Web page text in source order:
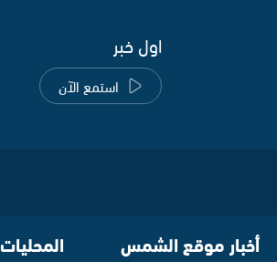
اول خبر
استمع الآن
أخبار موقع الشمس المحليات